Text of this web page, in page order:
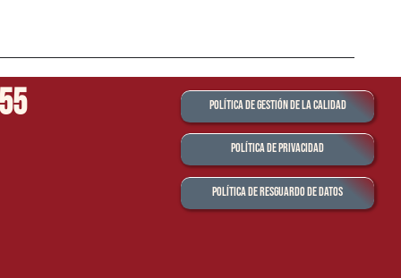
Política de Gestión de la Calidad
Política de Privacidad
Política de Resguardo de Datos